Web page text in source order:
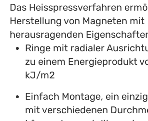
Das Heisspressverfahren
Herstellung von Magneten mit
herausragenden
Ringe mit radialer
zu einem Energieprodukt
kJ/m2
Einfach Montage, ein
mit verschiedenen